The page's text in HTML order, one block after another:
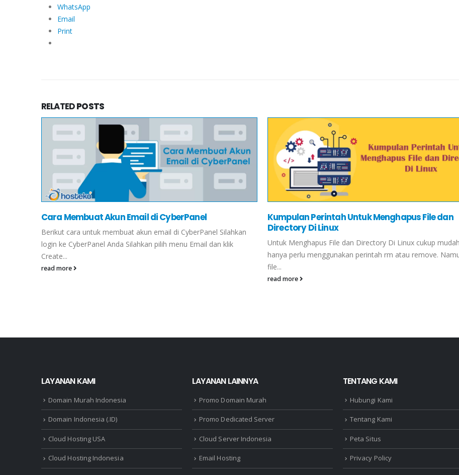
WhatsApp
Email
Print
RELATEDPOSTS
Cara Membuat Akun Email di CyberPanel
Berikut cara untuk membuat akun email di CyberPanel Silahkan
login ke CyberPanel Anda Silahkan pilih menu Email dan klik
Create...
read more
Kumpulan Perintah Untuk Menghapus File dan
Directory Di Linux
Untuk Menghapus File dan Directory Di Linux cukup
hanya perlu menggunakan perintah rm atau remove.
file...
read more
LAYANAN KAMI
Domain Murah Indonesia
Domain Indonesia (.ID)
Cloud Hosting USA
Cloud Hosting Indonesia
LAYANAN LAINNYA
Promo Domain Murah
Promo Dedicated Server
Cloud Server Indonesia
Email Hosting
TENTANG KAMI
Hubungi Kami
Tentang Kami
Peta Situs
Privacy Policy